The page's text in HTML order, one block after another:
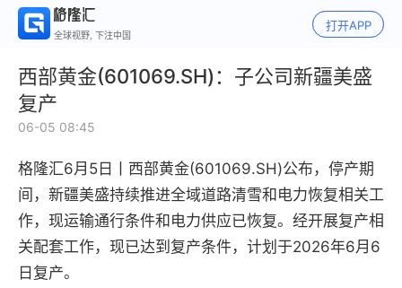
全球视野, 下注中国
打开APP
西部黄金(601069.SH)：子公司新疆美盛
复产
06-05 08:45
格隆汇6月5日丨西部黄金(601069.SH)公布，停产期
间，新疆美盛持续推进全域道路清雪和电力恢复相关工
作，现运输通行条件和电力供应已恢复。经开展复产相
关配套工作，现已达到复产条件，计划于2026年6月6
日复产。